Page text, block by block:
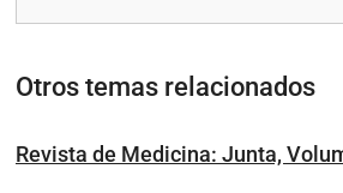
Otros temas relacionados
Revista de Medicina: Junta,